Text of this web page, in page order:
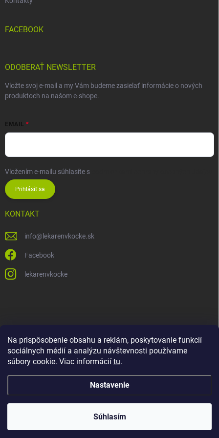
Na prispôsobenie obsahu a reklám, poskytovanie funkcií
sociálnych médií a analýzu návštevnosti používame
súbory cookie. Viac informácií tu.
Nastavenie
Súhlasím
FACEBOOK
ODOBERAŤ NEWSLETTER
Vložte svoj e-mail a my Vám budeme zasielať informácie o nových
produktoch na našom e-shope.
EMAIL
Vložením e-mailu súhlasíte s
Prihlásiť sa
KONTAKT
info@ lekarenvkocke.sk
Facebook
lekarenvkocke
nastavenie cookies